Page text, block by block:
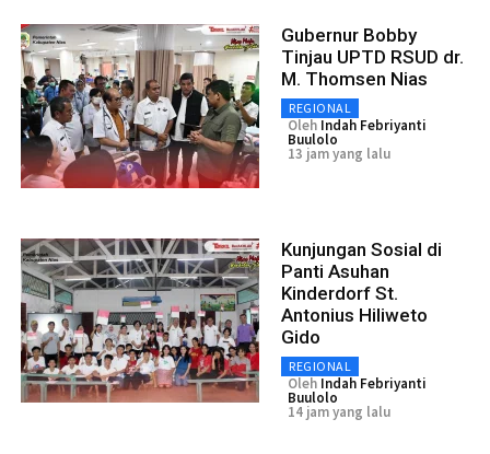
Gubernur Bobby
Tinjau UPTD RSUD dr.
M. Thomsen Nias
REGIONAL
Oleh Indah Febriyanti
Buulolo
13 jam yang lalu
Kunjungan Sosial di
Panti Asuhan
Kinderdorf St.
Antonius Hiliweto
Gido
REGIONAL
Oleh Indah Febriyanti
Buulolo
14 jam yang lalu